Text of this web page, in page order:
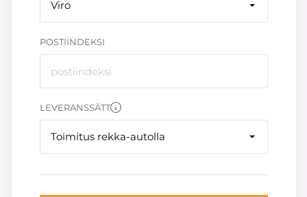
Viro
POSTIINDEKSI
LEVERANSSÄTT
Toimitus rekka-autolla